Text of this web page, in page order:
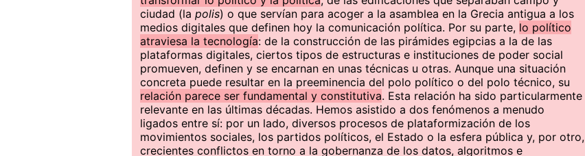
ciudad (la polis) o que servían para acoger a la asamblea en la Grecia antigua a los
medios digitales que definen hoy la comunicación política. Por su parte, lo político
atraviesa la tecnología: de la construcción de las pirámides egipcias a la de las
plataformas digitales, ciertos tipos de estructuras e instituciones de poder social
promueven, definen y se encarnan en unas técnicas u otras. Aunque una situación
concreta puede resultar en la preeminencia del polo político o del polo técnico, su
relación parece ser fundamental y constitutiva. Esta relación ha sido particularmente
relevante en las últimas décadas. Hemos asistido a dos fenómenos a menudo
ligados entre sí: por un lado, diversos procesos de plataformización de los
movimientos sociales, los partidos políticos, el Estado o la esfera pública y, por otro,
crecientes conflictos en torno a la gobernanza de los datos, algoritmos e